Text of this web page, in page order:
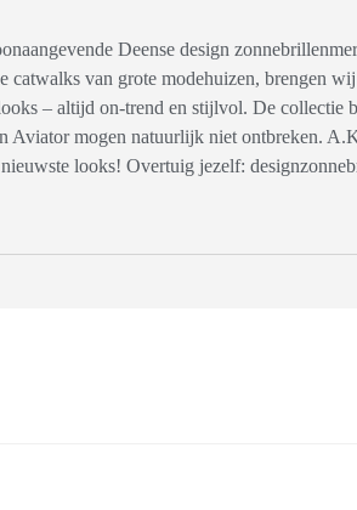
Deense design
van grote modehuizen, brengen
– altijd on-trend en stijlvol. De collectie
mogen natuurlijk niet ontbreken.
looks! Overtuig jezelf: